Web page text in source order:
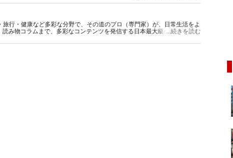
旅行・健康など多彩な分野で、その道のプロ（専門家）が、日常生活をよ
み物コラムまで、多彩なコンテンツを発信する日本最大級の総合情報サ
...続きを読む